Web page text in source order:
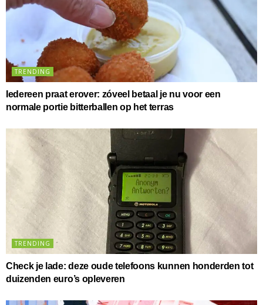
TRENDING
Iedereen praat erover: zóveel betaal je nu voor een
normale portie bitterballen op het terras
TRENDING
Check je lade: deze oude telefoons kunnen honderden tot
duizenden euro’s opleveren